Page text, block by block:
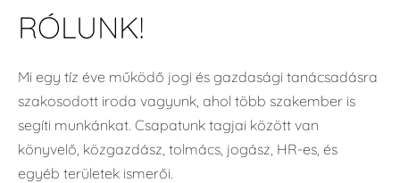
RÓLUNK!
Mi egy tíz éve működő jogi és gazdasági tanácsadásra
szakosodott iroda vagyunk, ahol több szakember is
segíti munkánkat. Csapatunk tagjai között van
könyvelő, közgazdász, tolmács, jogász, HR-es, és
egyéb területek ismerői.